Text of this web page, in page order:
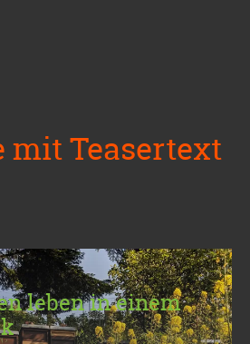
mit Teasertext
leben in einem